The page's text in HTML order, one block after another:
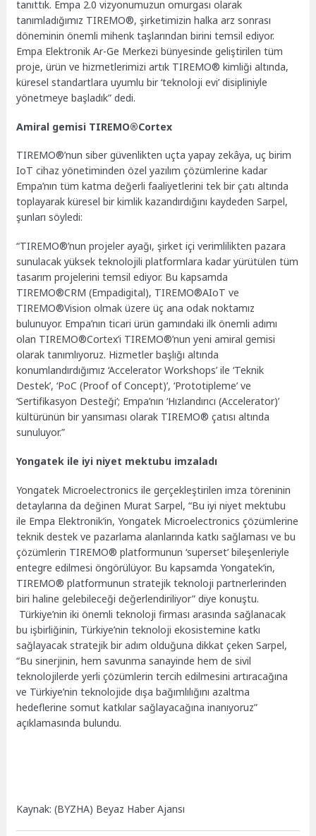
tanıttık. Empa 2.0 vizyonumuzun omurgası olarak
tanımladığımız TIREMO®, şirketimizin halka arz sonrası
döneminin önemli mihenk taşlarından birini temsil ediyor.
Empa Elektronik Ar-Ge Merkezi bünyesinde geliştirilen tüm
proje, ürün ve hizmetlerimizi artık TIREMO® kimliği altında,
küresel standartlara uyumlu bir ‘teknoloji evi’ disipliniyle
yönetmeye başladık” dedi.
Amiral gemisi TIREMO®Cortex
TIREMO®’nun siber güvenlikten uçta yapay zekâya, uç birim
IoT cihaz yönetiminden özel yazılım çözümlerine kadar
Empa’nın tüm katma değerli faaliyetlerini tek bir çatı altında
toplayarak küresel bir kimlik kazandırdığını kaydeden Sarpel,
şunları söyledi:
“TIREMO®’nun projeler ayağı, şirket içi verimlilikten pazara
sunulacak yüksek teknolojili platformlara kadar yürütülen tüm
tasarım projelerini temsil ediyor. Bu kapsamda
TIREMO®CRM (Empadigital), TIREMO®AIoT ve
TIREMO®Vision olmak üzere üç ana odak noktamız
bulunuyor. Empa’nın ticari ürün gamındaki ilk önemli adımı
olan TIREMO®Cortex’i TIREMO®’nun yeni amiral gemisi
olarak tanımlıyoruz. Hizmetler başlığı altında
konumlandırdığımız ‘Accelerator Workshops’ ile ‘Teknik
Destek’, ‘PoC (Proof of Concept)’, ‘Prototipleme’ ve
‘Sertifikasyon Desteği’; Empa’nın ‘Hızlandırıcı (Accelerator)’
kültürünün bir yansıması olarak TIREMO® çatısı altında
sunuluyor.”
Yongatek ile iyi niyet mektubu imzaladı
Yongatek Microelectronics ile gerçekleştirilen imza töreninin
detaylarına da değinen Murat Sarpel, “Bu iyi niyet mektubu
ile Empa Elektronik’in, Yongatek Microelectronics çözümlerine
teknik destek ve pazarlama alanlarında katkı sağlaması ve bu
çözümlerin TIREMO® platformunun ‘superset’ bileşenleriyle
entegre edilmesi öngörülüyor. Bu kapsamda Yongatek’in,
TIREMO® platformunun stratejik teknoloji partnerlerinden
biri haline gelebileceği değerlendiriliyor” diye konuştu.
Türkiye’nin iki önemli teknoloji firması arasında sağlanacak
bu işbirliğinin, Türkiye’nin teknoloji ekosistemine katkı
sağlayacak stratejik bir adım olduğuna dikkat çeken Sarpel,
“Bu sinerjinin, hem savunma sanayinde hem de sivil
teknolojilerde yerli çözümlerin tercih edilmesini artıracağına
ve Türkiye’nin teknolojide dışa bağımlılığını azaltma
hedeflerine somut katkılar sağlayacağına inanıyoruz”
açıklamasında bulundu.
Kaynak: (BYZHA) Beyaz Haber Ajansı